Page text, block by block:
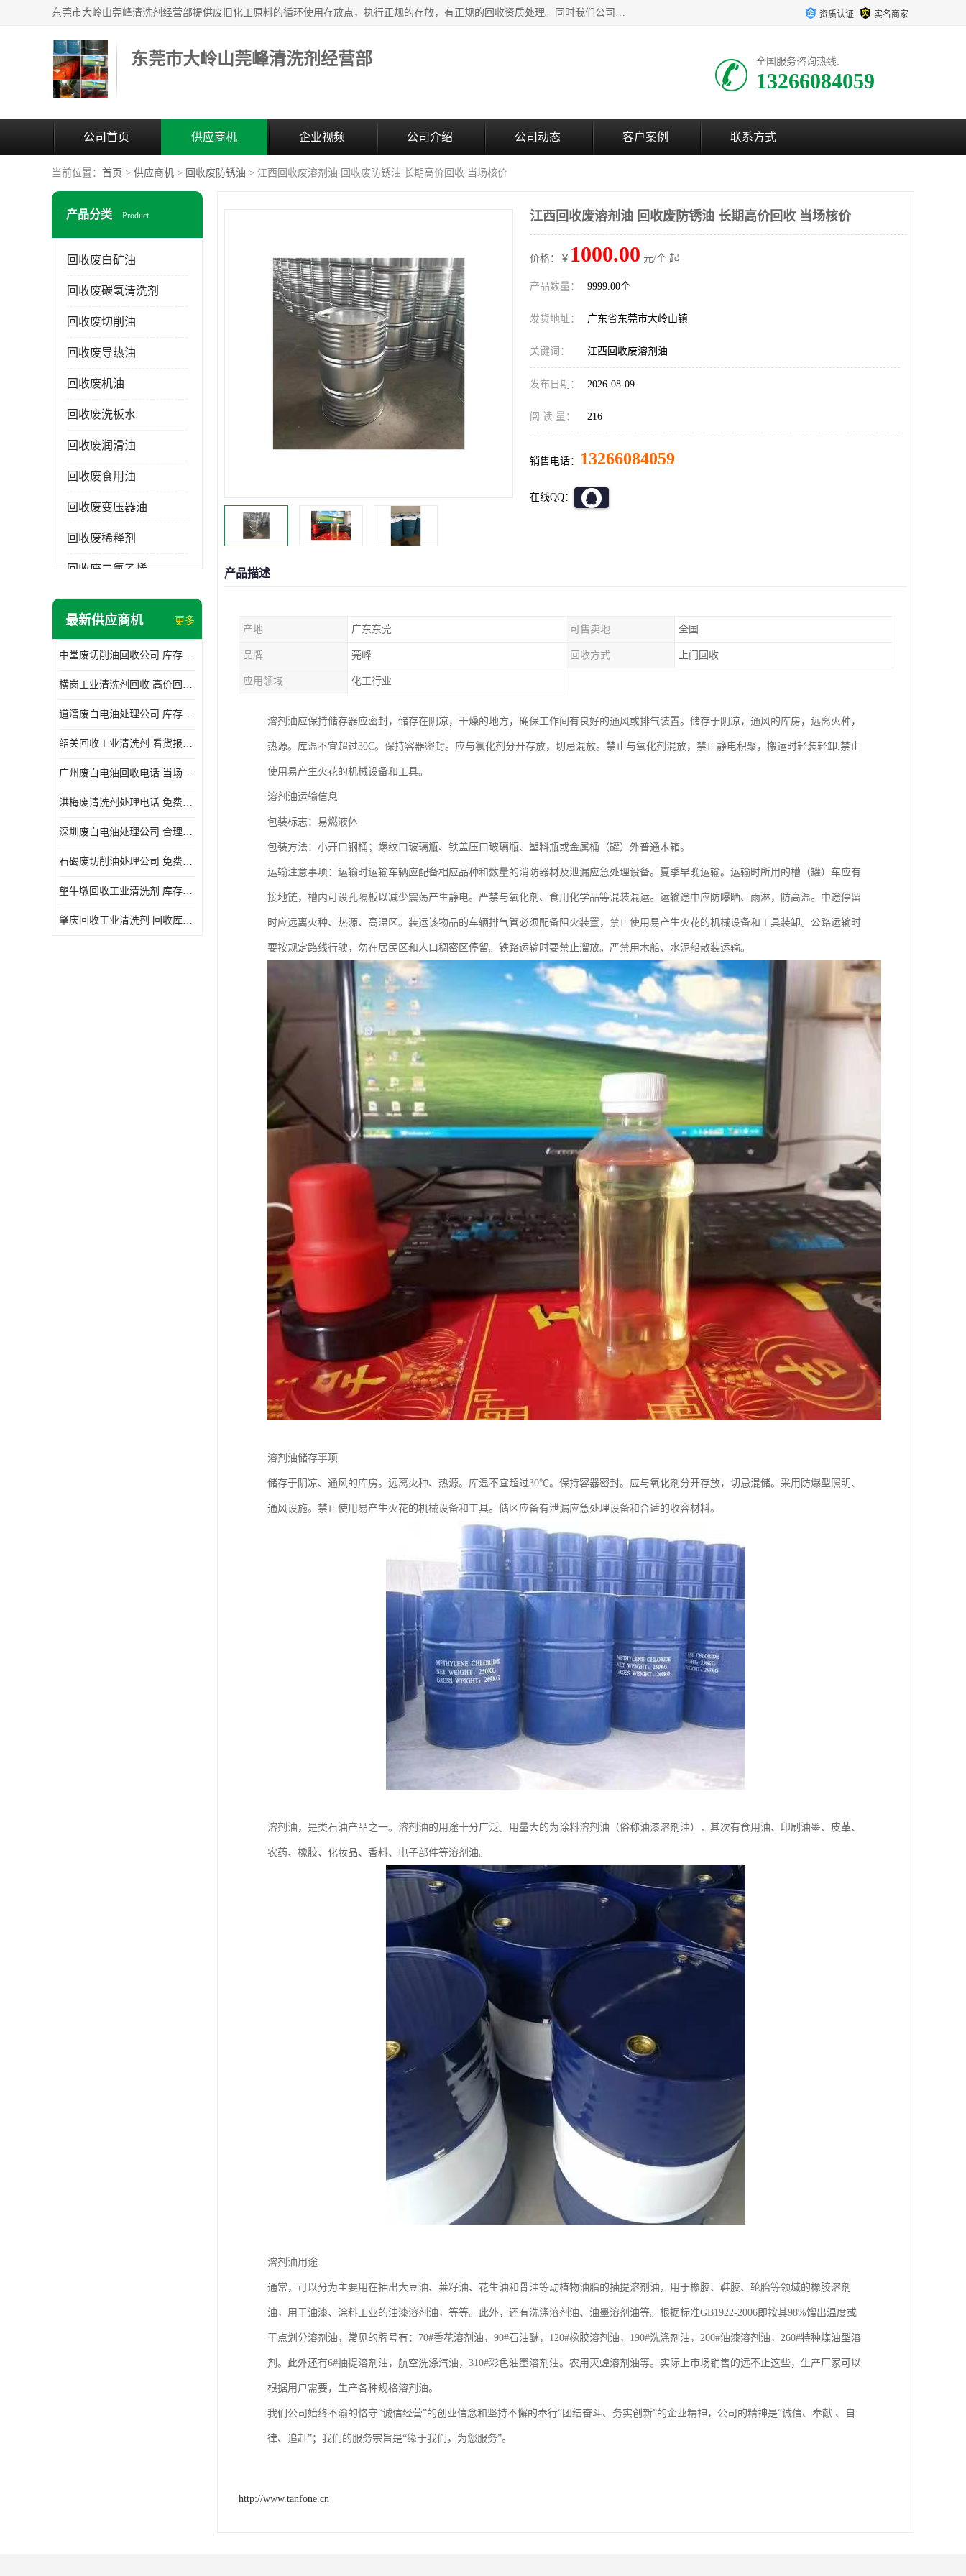
东莞市大岭山莞峰清洗剂经营部提供废旧化工原料的循环使用存放点，执行正规的存放，有正规的回收资质处理。同时我们公司批发零售回收级清洗剂，废液压油、废变压油、废清洗剂、脱模油、再生基础油，质量保证。 资质认证 实名商家
东莞市大岭山莞峰清洗剂经营部 全国服务咨询热线:
13266084059
公司首页 供应商机 企业视频 公司介绍 公司动态 客户案例 联系方式
当前位置： 首页 > 供应商机 > 回收废防锈油 > 江西回收废溶剂油 回收废防锈油 长期高价回收 当场核价
产品分类 Product
回收废白矿油
回收废碳氢清洗剂
回收废切削油
回收废导热油
回收废机油
回收废洗板水
回收废润滑油
回收废食用油
回收废变压器油
回收废稀释剂
回收废二氯乙烯
回收废清洗剂
回收废三氯乙烯
回收废清洗液
最新供应商机 更多
中堂废切削油回收公司 库存积压回收 义乌市永峰贸易商行
横岗工业清洗剂回收 高价回收 量大量小均可
道滘废白电油处理公司 库存积压回收 量大量小均可
韶关回收工业清洗剂 看货报价 欢迎电话咨询
广州废白电油回收电话 当场结算 现款结算
洪梅废清洗剂处理电话 免费估价 大量尾货回收
深圳废白电油处理公司 合理估价 上门评估报价
石碣废切削油处理公司 免费估价 量大量小均可
望牛墩回收工业清洗剂 库存积压回收 大量尾货回收
肇庆回收工业清洗剂 回收库存 量大量小均可
江西回收废溶剂油 回收废防锈油 长期高价回收 当场核价
价格：￥ 1000.00 元/个 起
产品数量： 9999.00个
发货地址： 广东省东莞市大岭山镇
关键词： 江西回收废溶剂油
发布日期： 2026-08-09
阅 读 量： 216
销售电话： 13266084059
在线QQ：
产品描述
产地 广东东莞 可售卖地 全国
品牌 莞峰 回收方式 上门回收
应用领域 化工行业
溶剂油应保持储存器应密封，储存在阴凉，干燥的地方，确保工作间有良好的通风或排气装置。储存于阴凉，通风的库房，远离火种，
热源。库温不宜超过30C。保持容器密封。应与氯化剂分开存放，切忌混放。禁止与氧化剂混放，禁止静电积聚，搬运时轻装轻卸.禁止
使用易产生火花的机械设备和工具。
溶剂油运输信息
包装标志：易燃液体
包装方法：小开口钢桶；螺纹口玻璃瓶、铁盖压口玻璃瓶、塑料瓶或金属桶（罐）外普通木箱。
运输注意事项：运输时运输车辆应配备相应品种和数量的消防器材及泄漏应急处理设备。夏季早晚运输。运输时所用的槽（罐）车应有
接地链，槽内可设孔隔板以减少震荡产生静电。严禁与氧化剂、食用化学品等混装混运。运输途中应防曝晒、雨淋，防高温。中途停留
时应远离火种、热源、高温区。装运该物品的车辆排气管必须配备阻火装置，禁止使用易产生火花的机械设备和工具装卸。公路运输时
要按规定路线行驶，勿在居民区和人口稠密区停留。铁路运输时要禁止溜放。严禁用木船、水泥船散装运输。
溶剂油储存事项
储存于阴凉、通风的库房。远离火种、热源。库温不宜超过30℃。保持容器密封。应与氧化剂分开存放，切忌混储。采用防爆型照明、
通风设施。禁止使用易产生火花的机械设备和工具。储区应备有泄漏应急处理设备和合适的收容材料。
溶剂油，是类石油产品之一。溶剂油的用途十分广泛。用量大的为涂料溶剂油（俗称油漆溶剂油），其次有食用油、印刷油墨、皮革、
农药、橡胶、化妆品、香料、电子部件等溶剂油。
溶剂油用途
通常，可以分为主要用在抽出大豆油、莱籽油、花生油和骨油等动植物油脂的抽提溶剂油，用于橡胶、鞋胶、轮胎等领域的橡胶溶剂
油，用于油漆、涂料工业的油漆溶剂油，等等。此外，还有洗涤溶剂油、油墨溶剂油等。根据标准GB1922-2006即按其98%馏出温度或
干点划分溶剂油，常见的牌号有：70#香花溶剂油，90#石油醚，120#橡胶溶剂油，190#洗涤剂油，200#油漆溶剂油，260#特种煤油型溶
剂。此外还有6#抽提溶剂油，航空洗涤汽油，310#彩色油墨溶剂油。农用灭蝗溶剂油等。实际上市场销售的远不止这些，生产厂家可以
根据用户需要，生产各种规格溶剂油。
我们公司始终不渝的恪守“诚信经营”的创业信念和坚持不懈的奉行“团结奋斗、务实创新”的企业精神，公司的精神是“诚信、奉献 、自
律、追赶”；我们的服务宗旨是“缘于我们，为您服务”。
http://www.tanfone.cn